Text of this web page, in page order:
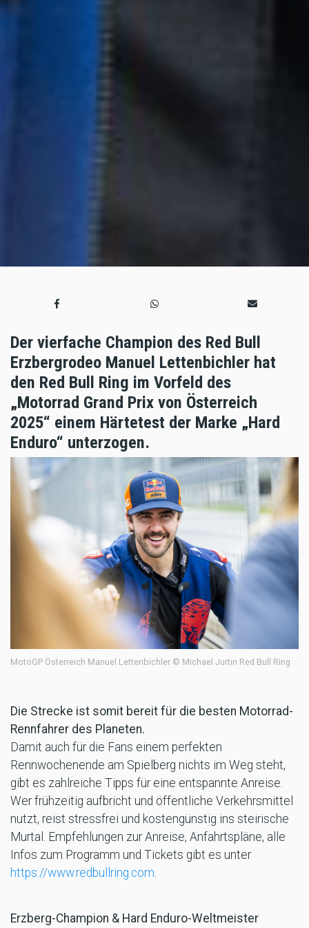
Der vierfache Champion des Red Bull
Erzbergrodeo Manuel Lettenbichler hat
den Red Bull Ring im Vorfeld des
„Motorrad Grand Prix von Österreich
2025“ einem Härtetest der Marke „Hard
Enduro“ unterzogen.
MotoGP Österreich Manuel Lettenbichler © Michael Jurtin Red Bull Ring
Die Strecke ist somit bereit für die besten Motorrad-
Rennfahrer des Planeten.
Damit auch für die Fans einem perfekten
Rennwochenende am Spielberg nichts im Weg steht,
gibt es zahlreiche Tipps für eine entspannte Anreise.
Wer frühzeitig aufbricht und öffentliche Verkehrsmittel
nutzt, reist stressfrei und kostengünstig ins steirische
Murtal. Empfehlungen zur Anreise, Anfahrtspläne, alle
Infos zum Programm und Tickets gibt es unter
https://www.redbullring.com
Erzberg-Champion & Hard Enduro-Weltmeister